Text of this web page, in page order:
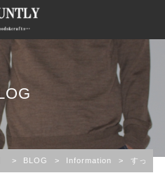
> BLOG > Information > すっき